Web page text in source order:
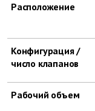
Расположение
Конфигурация /
число клапанов
Рабочий объем